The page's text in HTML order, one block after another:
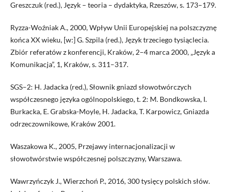
Greszczuk (red.), Język – teoria – dydaktyka, Rzeszów, s. 173–179.
Ryzza-Woźniak A., 2000, Wpływ Unii Europejskiej na polszczyznę
końca XX wieku, [w:] G. Szpila (red.), Język trzeciego tysiąclecia.
Zbiór referatów z konferencji, Kraków, 2–4 marca 2000, „Język a
Komunikacja”, 1, Kraków, s. 311–317.
SGS–2: H. Jadacka (red.), Słownik gniazd słowotwórczych
współczesnego języka ogólnopolskiego, t. 2: M. Bondkowska, I.
Burkacka, E. Grabska-Moyle, H. Jadacka, T. Karpowicz, Gniazda
odrzeczownikowe, Kraków 2001.
Waszakowa K., 2005, Przejawy internacjonalizacji w
słowotwórstwie współczesnej polszczyzny, Warszawa.
Wawrzyńczyk J., Wierzchoń P., 2016, 300 tysięcy polskich słów.